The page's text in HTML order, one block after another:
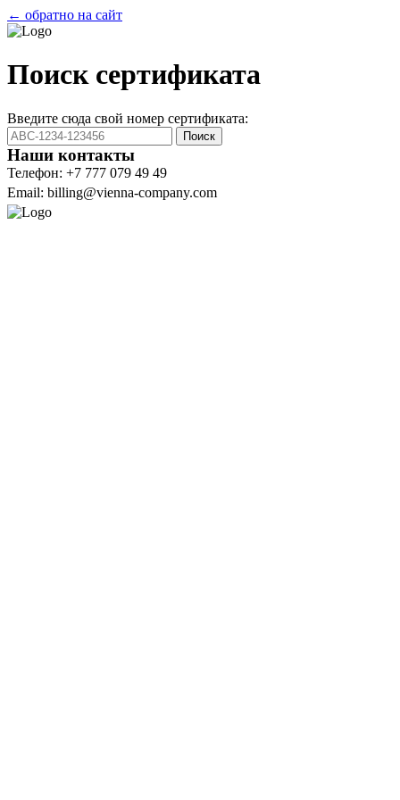
← обратно на сайт
Поиск сертификата
Введите сюда свой номер сертификата:
Поиск
Наши контакты
Телефон: +7 777 079 49 49
Email: billing@vienna-company.com